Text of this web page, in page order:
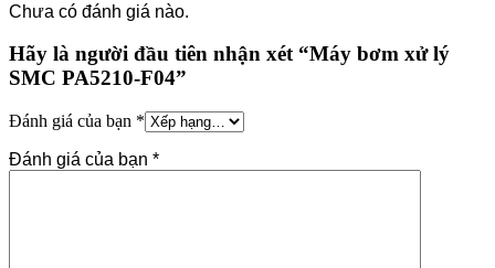
Chưa có đánh giá nào.
Hãy là người đầu tiên nhận xét “Máy bơm xử lý
SMC PA5210-F04”
Đánh giá của bạn *
Đánh giá của bạn *